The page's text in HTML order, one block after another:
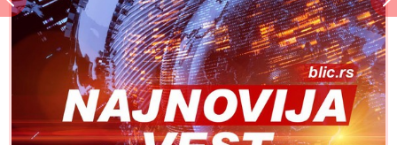
(FOTO) ANA DIVAC POKAZALA RODNI KRAJ
Emotivna objava raznežila mnoge, društvo joj
pravi Vlade - Nestvarni prizori ostavljaju bez
daha: "Povratak korenima"
MREŽE GORE! Stefan Karić javno
podelio fotku Teodore Delić, Bebica
na aparatima nakon ovog poteza